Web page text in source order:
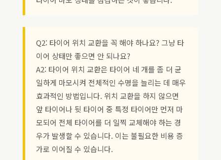
Q2: 타이어 위치 교환을 꼭 해야 하나요? 그냥 타
이어 상태만 좋으면 안 되나요?
A2: 타이어 위치 교환은 타이어 네 개를 좀 더 균
일하게 마모시켜 전체적인 수명을 늘리는 데 매우
효과적인 방법입니다. 위치 교환을 하지 않으면
앞 타이어나 뒷 타이어 중 특정 타이어만 먼저 마
모되어 전체 타이어를 더 일찍 교체해야 하는 경
우가 발생할 수 있습니다. 이는 불필요한 비용 증
가로 이어질 수 있습니다.